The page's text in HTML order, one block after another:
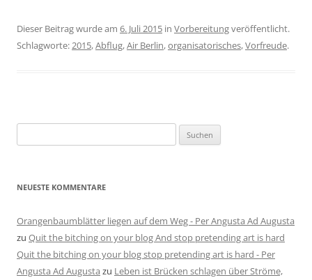
Dieser Beitrag wurde am 6. Juli 2015 in Vorbereitungveröffentlicht.
Schlagworte:2015,Abflug,Air Berlin,organisatorisches,Vorfreude.
nach:
NEUESTE KOMMENTARE
Orangenbaumblätter liegen auf dem Weg - Per Angusta Ad Augusta
zu Quit the bitching on your blog And stop pretending art is hard
Quit the bitching on your blog stop pretending art is hard - Per
Angusta Ad Augusta zu Leben ist Brücken schlagen über Ströme,